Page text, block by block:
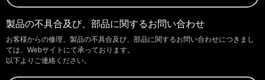
製品の不具合及び、部品に関するお問い合わせ
お客様からの修理、製品の不具合及び、部品に関するお問い合わせにつきまし
ては、Webサイトにて承っております。
以下よりご連絡ください。